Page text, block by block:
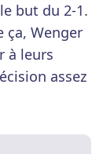
but du 2-1.
ça, Wenger
à leurs
assez